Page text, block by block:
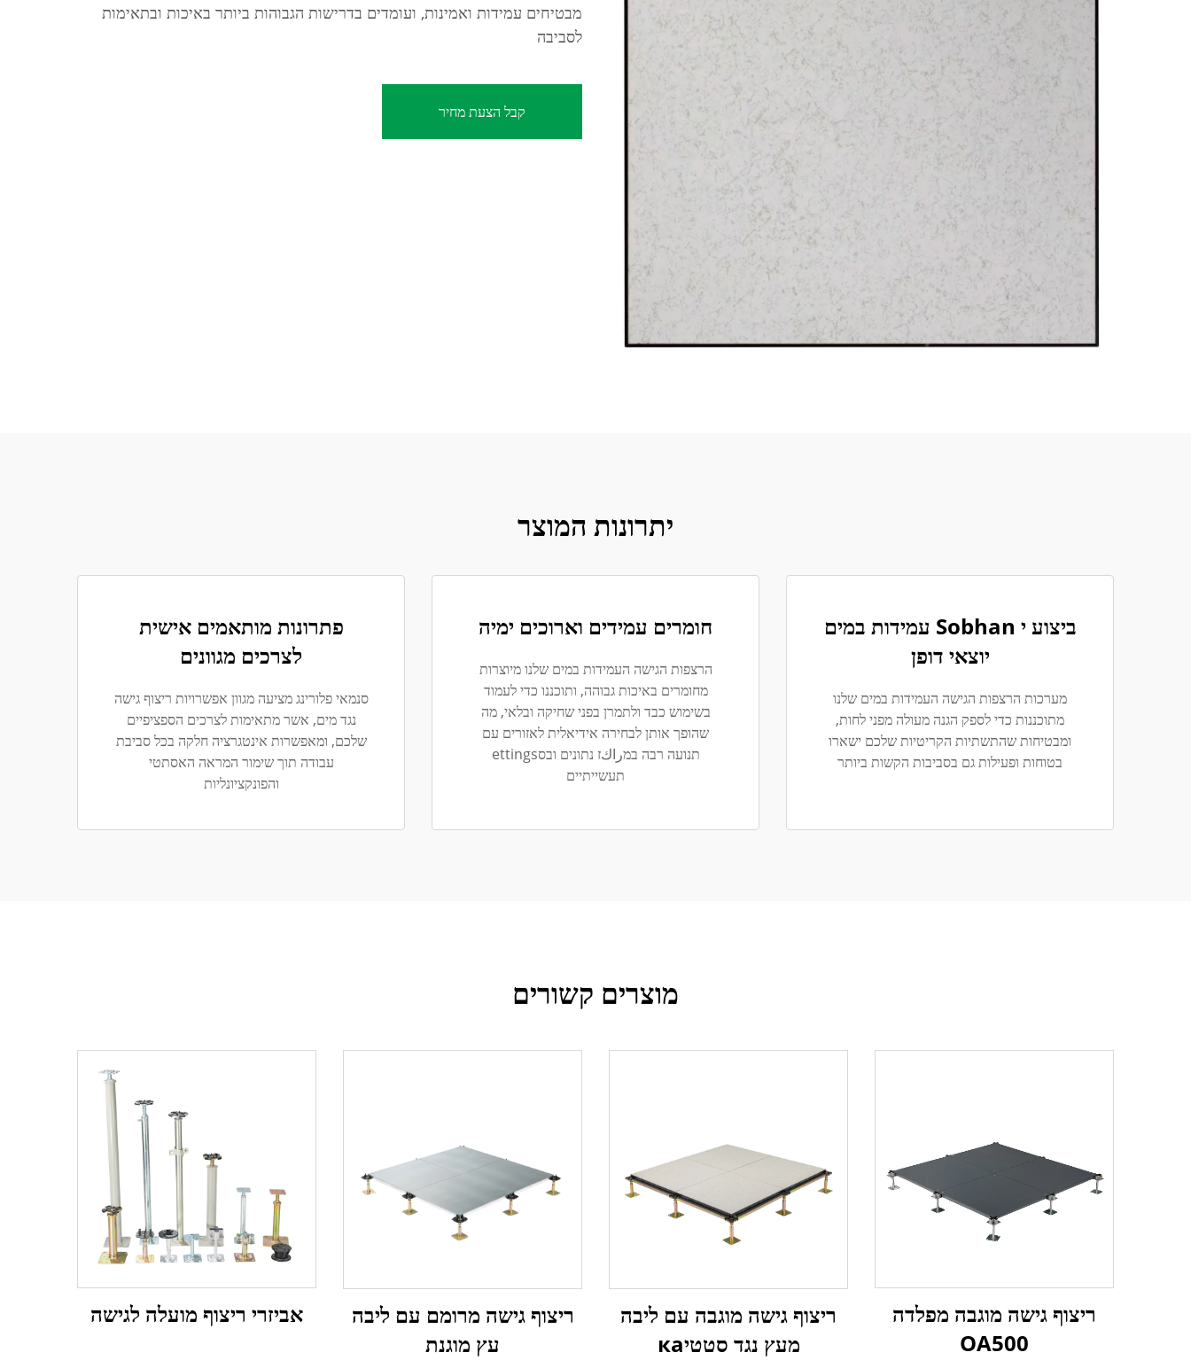
מבטיחים עמידות ואמינות, ועומדים בדרישות הגבוהות ביותר באיכות ובתאימות
לסביבה
קבל הצעת מחיר
יתרונות המוצר
ביצוע י Sobhan עמידות במים
יוצאי דופן
מערכות הרצפות הגישה העמידות במים שלנו
מתוכננות כדי לספק הגנה מעולה מפני לחות,
ומבטיחות שהתשתיות הקריטיות שלכם ישארו
בטוחות ופעילות גם בסביבות הקשות ביותר
חומרים עמידים וארוכים ימיה
הרצפות הגישה העמידות במים שלנו מיוצרות
מחומרים באיכות גבוהה, ותוכננו כדי לעמוד
בשימוש כבד ולתמרן בפני שחיקה ובלאי, מה
שהופך אותן לבחירה אידיאלית לאזורים עם
תנועה רבה במراكז נתונים ובסettings
תעשייתיים
פתרונות מותאמים אישית
לצרכים מגוונים
סנמאי פלורינג מציעה מגוון אפשרויות ריצוף גישה
נגד מים, אשר מתאימות לצרכים הספציפיים
שלכם, ומאפשרות אינטגרציה חלקה בכל סביבת
עבודה תוך שימור המראה האסתטי
והפונקציונליות
מוצרים קשורים
ריצוף גישה מוגבה מפלדה
OA500
ריצוף גישה מוגבה עם ליבה
מעץ נגד סטטיка
ריצוף גישה מרומם עם ליבה
עץ מוגנת
אביזרי ריצוף מועלה לגישה